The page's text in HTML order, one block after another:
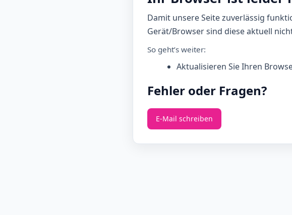
Damit unsere Seite zuverlässig
Gerät/Browser sind diese aktuell
So geht’s weiter:
Aktualisieren Sie Ihren
Fehler oder Fragen?
E‑Mail schreiben